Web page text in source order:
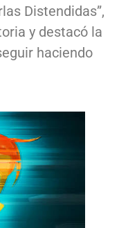
Distendidas”,
y destacó la
haciendo